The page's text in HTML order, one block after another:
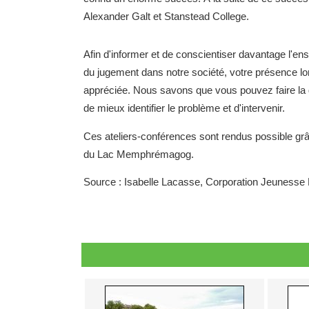
Alexander Galt et Stanstead College.
Afin d'informer et de conscientiser davantage
du jugement dans notre société, votre présence
appréciée. Nous savons que vous pouvez faire
de mieux identifier le problème et d'intervenir.
Ces ateliers-conférences sont rendus possible
du Lac Memphrémagog.
Source : Isabelle Lacasse, Corporation Jeunesse